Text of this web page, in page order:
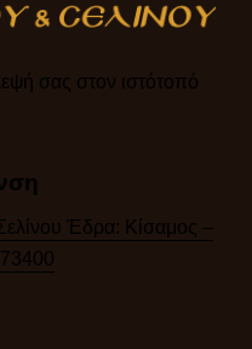
σας στον ιστότοπό
Έδρα: Κίσαμος –